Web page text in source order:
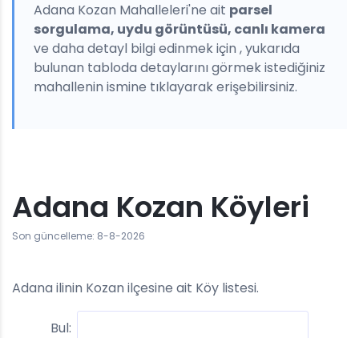
Adana Kozan Mahalleleri'ne ait parsel
sorgulama, uydu görüntüsü, canlı kamera
ve daha detayl bilgi edinmek için , yukarıda
bulunan tabloda detaylarını görmek istediğiniz
mahallenin ismine tıklayarak erişebilirsiniz.
Adana Kozan Köyleri
Son güncelleme: 8-8-2026
Adana ilinin Kozan ilçesine ait Köy listesi.
Bul: